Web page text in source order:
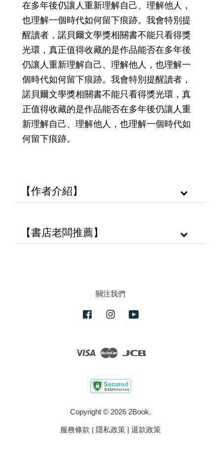
在多年後仍讓人重新理解自己、理解他人，
也理解一個時代如何留下痕跡。我會特別提
醒讀者，諾貝爾文學獎相關書不能只看得獎
光環，真正值得收藏的是作品能否在多年後
仍讓人重新理解自己、理解他人，也理解一
個時代如何留下痕跡。我會特別提醒讀者，
諾貝爾文學獎相關書不能只看得獎光環，真
正值得收藏的是作品能否在多年後仍讓人重
新理解自己、理解他人，也理解一個時代如
何留下痕跡。
【作者介紹】
【書店老闆推薦】
關注我們
FacebookInstagram
Visa Master
Copyright © 2026 2Book.
服務條款 | 隱私政策 | 退款政策